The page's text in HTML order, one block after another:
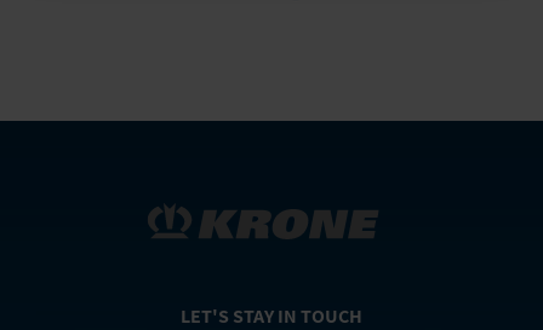
LET'S STAY IN TOUCH